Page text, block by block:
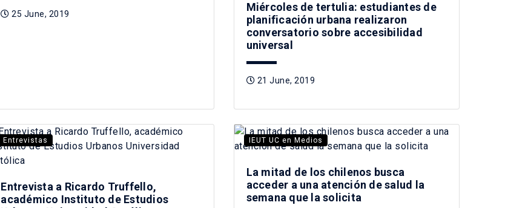
25 June, 2019
Miércoles de tertulia: estudiantes de
planificación urbana realizaron
conversatorio sobre accesibilidad
universal
21 June, 2019
Entrevistas
Entrevista a Ricardo Truffello,
académico Instituto de Estudios
IEUT UC en Medios
La mitad de los chilenos busca
acceder a una atención de salud la
semana que la solicita